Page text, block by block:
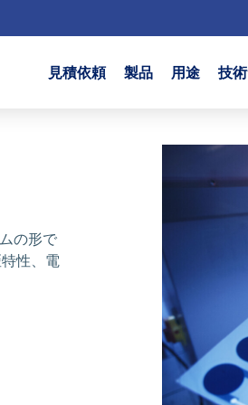
見積依頼 製品 用途 技
の形で
性、電